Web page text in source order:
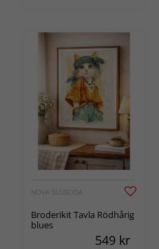
NOVA SLOBODA
Broderikit Tavla Rödhårig
blues
549 kr